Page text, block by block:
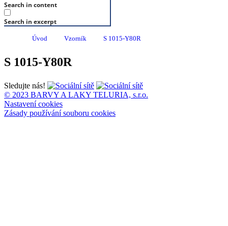
Search in content
Search in excerpt
Úvod Vzorník S 1015-Y80R
S 1015-Y80R
Sledujte nás!
© 2023 BARVY A LAKY TELURIA, s.r.o.
Nastavení cookies
Zásady používání souboru cookies